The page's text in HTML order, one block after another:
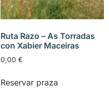
Ruta Razo – As Torradas
con Xabier Maceiras
0,00 €
Reservar praza